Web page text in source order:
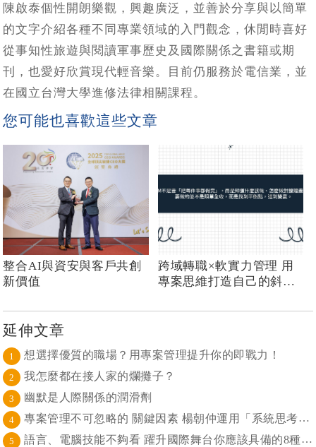
陳啟泰個性開朗樂觀，興趣廣泛，並善於分享與以簡單
的文字介紹各種不同專業領域的入門觀念，休閒時喜好
從事知性旅遊與閱讀軍事歷史及國際關係之書籍或期
刊，也愛好欣賞現代輕音樂。目前仍服務於電信業，並
在國立台灣大學進修法律相關課程。
您可能也喜歡這些文章
整合AI與資安與客戶共創
新價值
跨域轉職×軟實力管理 用
專案思維打造自己的斜槓
延伸文章
1 想選擇優質的職場？用專案管理提升你的即戰力！
2 我怎麼都在接人家的爛攤子？
3 幽默是人際關係的潤滑劑
4 專案管理不可忽略的 關鍵因素 楊朝仲運用「系統思考」達到活靈活現的境界
5 語言、電腦技能不夠看 躍升國際舞台你應該具備的8種能力